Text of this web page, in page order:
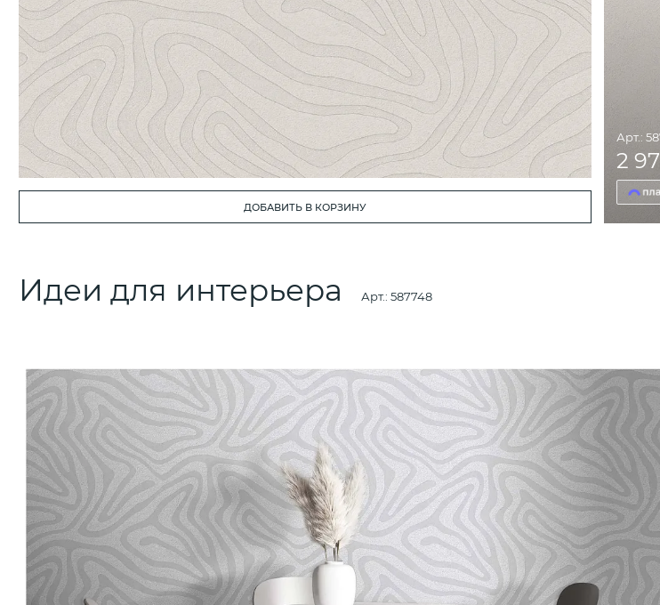
ДОБАВИТЬ В КОРЗИНУ
Арт.:
2
Идеи для интерьера Арт.: 587748